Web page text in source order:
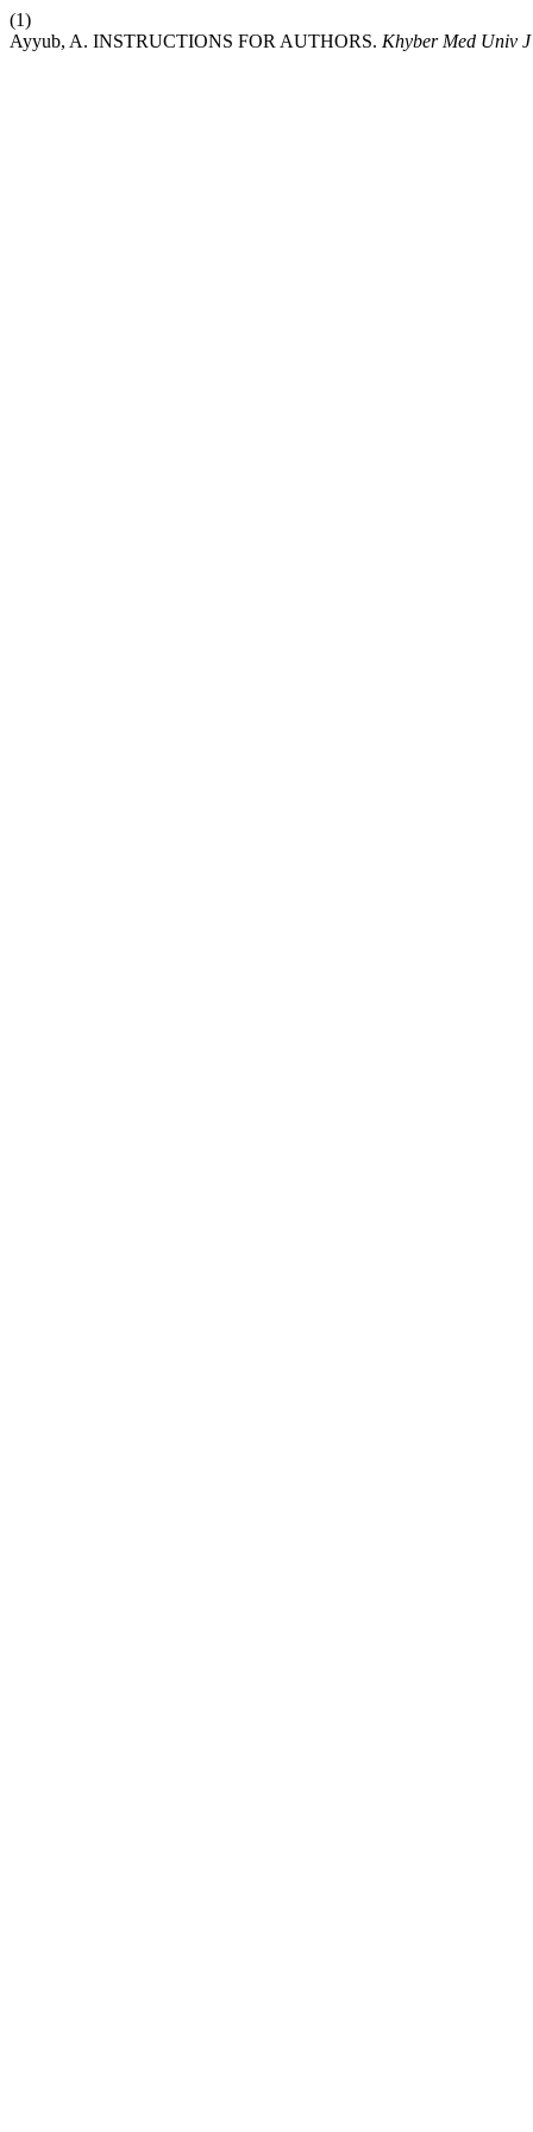
(1)
Ayyub, A. INSTRUCTIONS FOR AUTHORS. Khyber Med Univ J